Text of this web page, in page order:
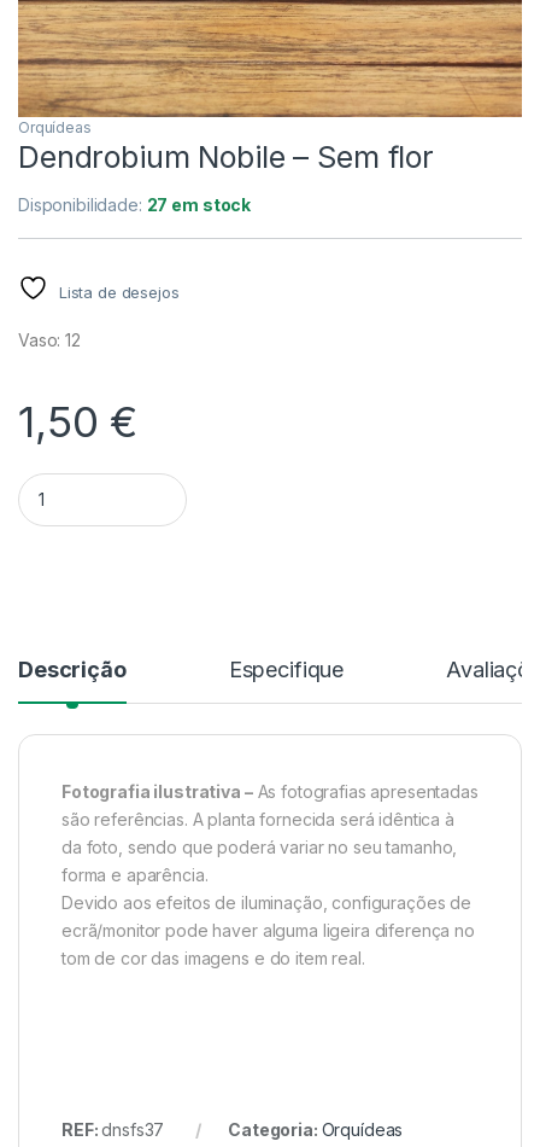
Orquídeas
Dendrobium Nobile – Sem flor
Disponibilidade: 27 em stock
Lista de desejos
Vaso: 12
1,50 €
Quantidade Dendrobium Nobile - Sem flor
Descrição Especifique
Fotografia ilustrativa –As fotografias apresentadas
são referências. A planta fornecida será idêntica à
da foto, sendo que poderá variar no seu tamanho,
forma e aparência.
Devido aos efeitos de iluminação, configurações de
ecrã/monitor pode haver alguma ligeira diferença no
tom de cor das imagens e do item real.
REF:dnsfs37 Categoria: Orquídeas